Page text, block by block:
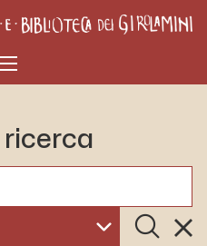
Menù
Cerca